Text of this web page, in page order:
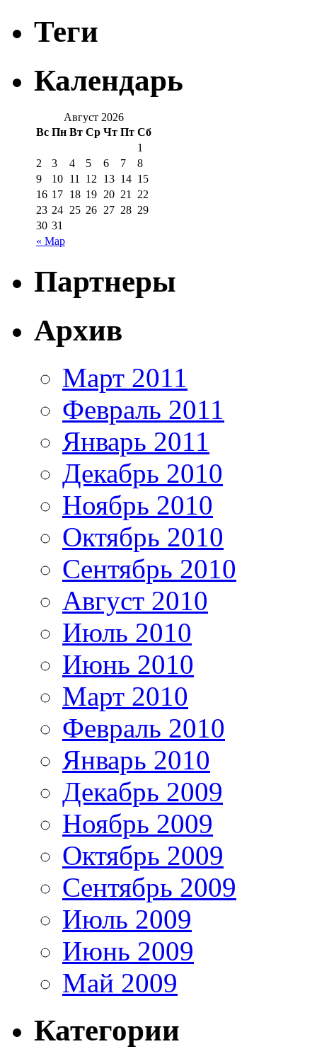
Теги
Календарь
Август 2026
Вс Пн Вт Ср Чт Пт Сб
« Мар
1
2
3 4 5 6 7
8
9
10 11 12 13 14 15
16 17 18 19 20 21 22
23 24 25 26 27 28 29
30 31
Партнеры
Архив
Март 2011
Февраль 2011
Январь 2011
Декабрь 2010
Ноябрь 2010
Октябрь 2010
Сентябрь 2010
Август 2010
Июль 2010
Июнь 2010
Март 2010
Февраль 2010
Январь 2010
Декабрь 2009
Ноябрь 2009
Октябрь 2009
Сентябрь 2009
Июль 2009
Июнь 2009
Май 2009
Категории